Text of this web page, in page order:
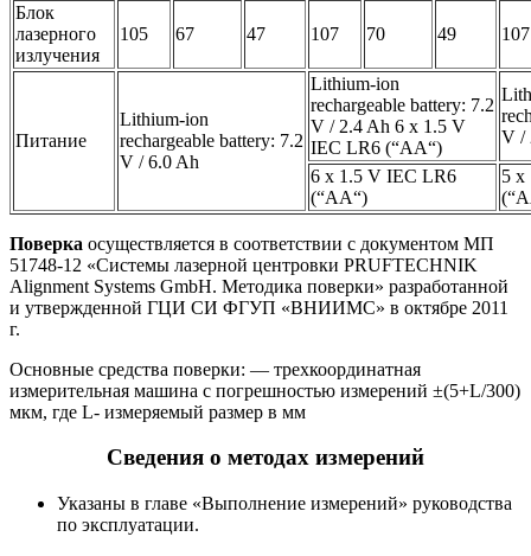
Блок
лазерного
излучения
105 67 47 107 70 49 107
Питание
Lithium-ion
rechargeable battery: 7.2
V / 6.0 Ah
Lithium-ion
rechargeable battery: 7.2
V / 2.4 Ah 6 x 1.5 V
IEC LR6 (“AA“)
V /
6 x 1.5 V IEC LR6
(“AA“)
5 x
Поверка осуществляется в соответствии с документом МП
51748-12 «Системы лазерной центровки PRUFTECHNIK
Alignment Systems GmbH. Методика поверки» разработанной
и утвержденной ГЦИ СИ ФГУП «ВНИИМС» в октябре 2011
г.
Основные средства поверки: — трехкоординатная
измерительная машина с погрешностью измерений ±(5+L/300)
мкм, где L- измеряемый размер в мм
Сведения о методах измерений
Указаны в главе «Выполнение измерений» руководства
по эксплуатации.